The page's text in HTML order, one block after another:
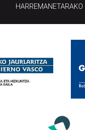
HARREMANETARAKO